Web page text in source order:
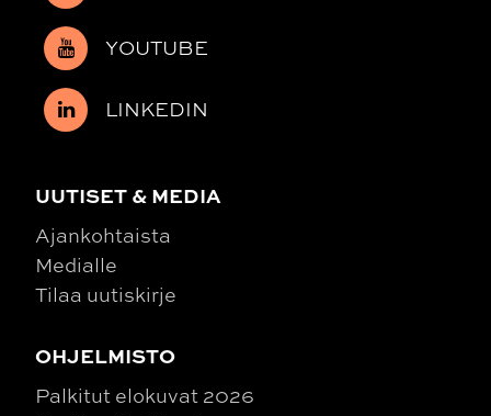
YOUTUBE
LINKEDIN
UUTISET & MEDIA
Ajankohtaista
Medialle
Tilaa uutiskirje
OHJELMISTO
Palkitut elokuvat 2026